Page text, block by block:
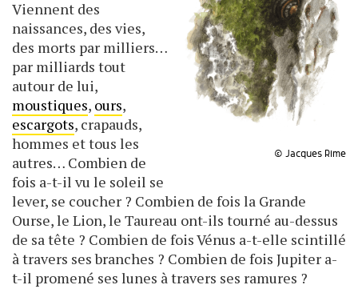
© Jacques Rime
Viennent des
naissances, des vies,
des morts par milliers…
par milliards tout
autour de lui,
moustiques, ours,
escargots, crapauds,
hommes et tous les
autres… Combien de
fois a-t-il vu le soleil se
lever, se coucher ? Combien de fois la Grande
Ourse, le Lion, le Taureau ont-ils tourné au-dessus
de sa tête ? Combien de fois Vénus a-t-elle scintillé
à travers ses branches ? Combien de fois Jupiter a-
t-il promené ses lunes à travers ses ramures ?